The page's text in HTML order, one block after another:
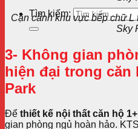
Tìm kiếm:
Cận cảnh khu vực bếp chữ
Sky
3- Không gian
hiện đại trong căn
Park
Để thiết kế nội thất căn hộ
gian phòng ngủ hoàn hảo.